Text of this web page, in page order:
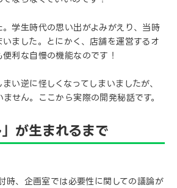
学生時代の思い出がよみがえり、当時
ました。とにかく、店舗を運営するオ
利な自慢の機能なのです！
い逆に怪しくなってしまいましたが、
せん。ここから実際の開発秘話です。
が生まれるまで
時、企画室では必要性に関しての議論が